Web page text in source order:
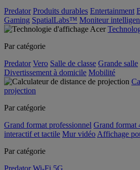
Predator Produits durables Entertainment
Gaming SpatialLabs™ Moniteur
Par catégorie
Predator Vero Salle de classe Grande salle
Divertissement à domicile Mobilité
projection
Par catégorie
Grand format professionnel Grand format
interactif et tactile Mur vidéo Affichage
Par catégorie
Predator Wi-Fi 5G